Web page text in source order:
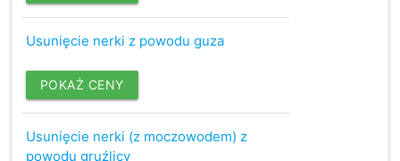
Usunięcie nerki z powodu guza
POKAŻ CENY
Usunięcie nerki (z moczowodem) z
powodu gruźlicy